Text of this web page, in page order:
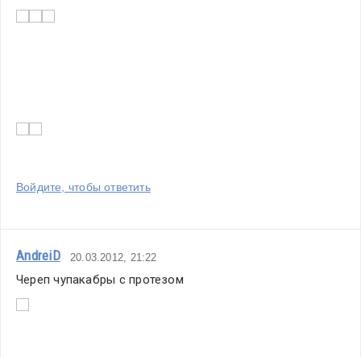
Войдите, чтобы ответить
AndreiD 20.03.2012, 21:22
Череп чупакабры с протезом